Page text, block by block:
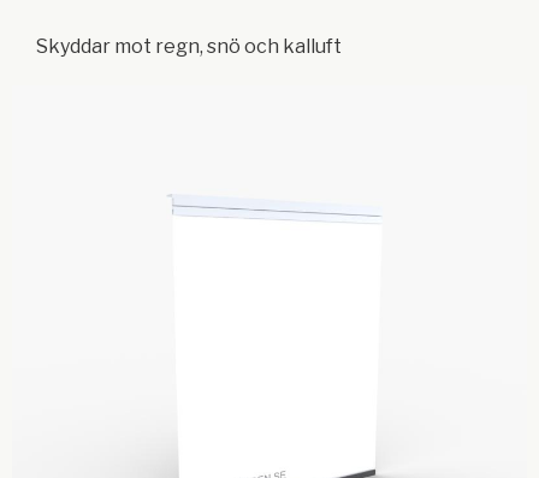
Skyddar mot regn, snö och kalluft